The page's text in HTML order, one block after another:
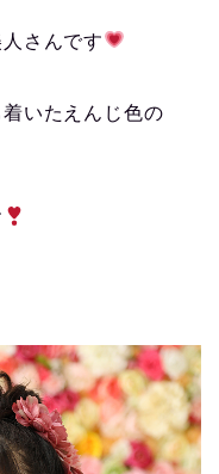
さんです
いたえんじ色の